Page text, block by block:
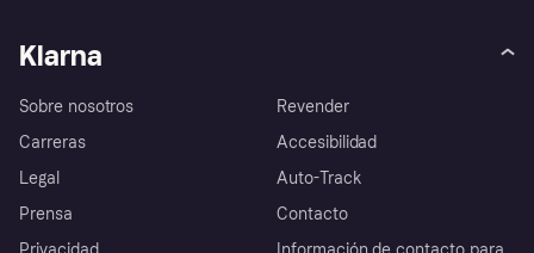
Klarna
Sobre nosotros
Carreras
Legal
Prensa
Revender
Accesibilidad
Auto-Track
Contacto